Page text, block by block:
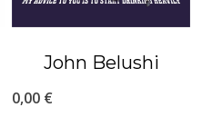
John Belushi
0,00 €